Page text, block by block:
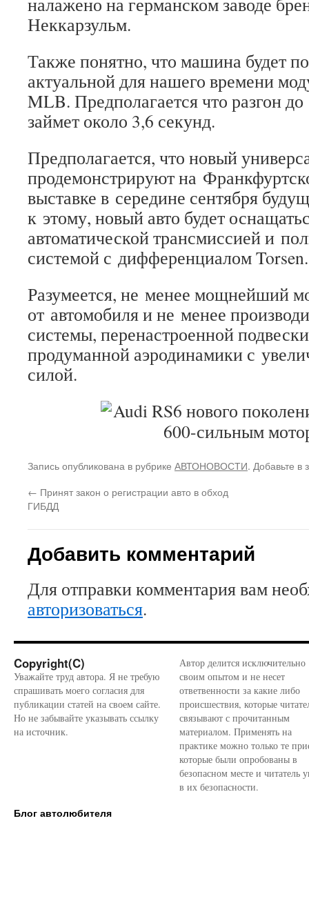
Неккарзульм.
Также понятно, что машина будет
актуальной для нашего времени
MLB. Предполагается что разгон
займет около 3,6 секунд.
Предполагается, что новый
продемонстрируют на
выставке в середине сентября
к этому, новый авто будет
автоматической трансмиссией и
системой с дифференциалом Torsen.
Разумеется, не менее мощнейший
от автомобиля и не менее
системы, перенастроенной
продуманной аэродинамики с
силой.
Запись опубликована в рубрике АВТОНОВОСТИ. Добавьте в
← Принят закон о регистрации авто в обход
ГИБДД
Добавить комментарий
Для отправки комментария вам
авторизоваться.
Copyright(C)
Уважайте труд автора. Я не требую
спрашивать моего согласия для
публикации статей на своем сайте.
Но не забывайте указывать ссылку
на источник.
Автор делится исключительно
своим опытом и не несет
ответвенности за какие либо
происшествия, которые
связывают с прочитанным
материалом. Применять на
практике можно только те
которые были опробованы в
безопасном месте и читатель
в их безопасности.
Блог автолюбителя